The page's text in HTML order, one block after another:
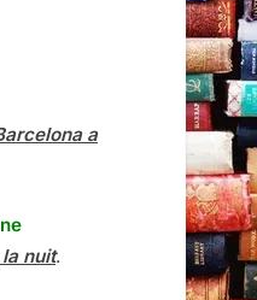
a
nuit.